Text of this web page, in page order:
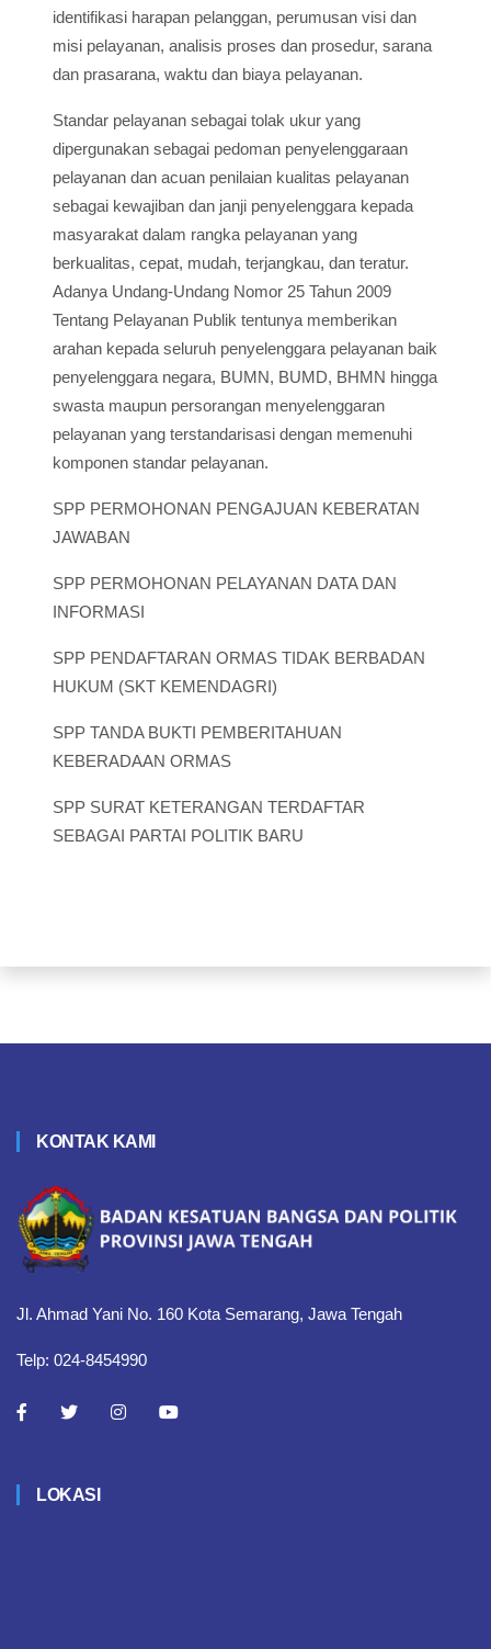
identifikasi harapan pelanggan, perumusan visi dan
misi pelayanan, analisis proses dan prosedur, sarana
dan prasarana, waktu dan biaya pelayanan.
Standar pelayanan sebagai tolak ukur yang
dipergunakan sebagai pedoman penyelenggaraan
pelayanan dan acuan penilaian kualitas pelayanan
sebagai kewajiban dan janji penyelenggara kepada
masyarakat dalam rangka pelayanan yang
berkualitas, cepat, mudah, terjangkau, dan teratur.
Adanya Undang-Undang Nomor 25 Tahun 2009
Tentang Pelayanan Publik tentunya memberikan
arahan kepada seluruh penyelenggara pelayanan baik
penyelenggara negara, BUMN, BUMD, BHMN hingga
swasta maupun persorangan menyelenggaran
pelayanan yang terstandarisasi dengan memenuhi
komponen standar pelayanan.
SPP PERMOHONAN PENGAJUAN KEBERATAN
JAWABAN
SPP PERMOHONAN PELAYANAN DATA DAN
INFORMASI
SPP PENDAFTARAN ORMAS TIDAK BERBADAN
HUKUM (SKT KEMENDAGRI)
SPP TANDA BUKTI PEMBERITAHUAN
KEBERADAAN ORMAS
SPP SURAT KETERANGAN TERDAFTAR
SEBAGAI PARTAI POLITIK BARU
KONTAK KAMI
Jl. Ahmad Yani No. 160 Kota Semarang, Jawa Tengah
Telp: 024-8454990
LOKASI